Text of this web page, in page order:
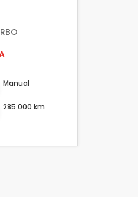
Manual
285.000 km